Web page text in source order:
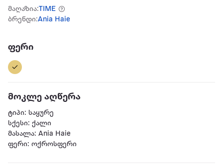
მაღაზია:TIME
ბრენდი:Ania Haie
ფერი
მოკლე აღწერა
ტიპი: საყურე
სქესი: ქალი
მასალა: Ania Haie
ფერი: ოქროსფერი